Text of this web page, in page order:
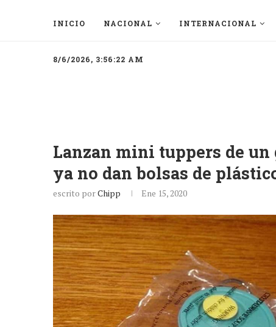
INICIO NACIONAL INTERNACIONAL
8/6/2026, 3:56:22 AM
Lanzan mini tuppers de un
ya no dan bolsas de
escrito porChipp Ene 15, 2020